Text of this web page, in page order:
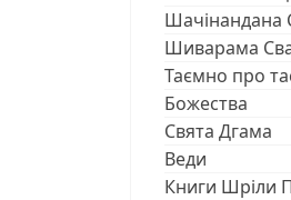
Шачінандана
Шиварама
Таємно про
Божества
Свята Дгама
Веди
Книги Шріли